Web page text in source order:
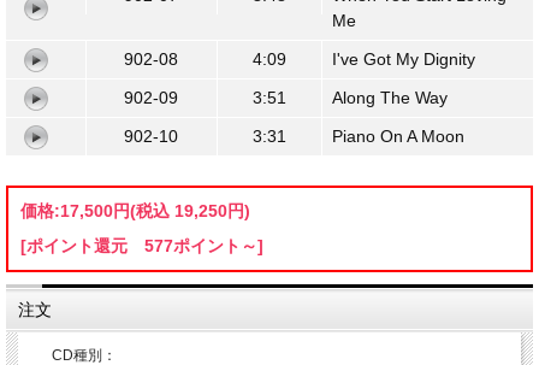
Me
902-08
4:09
I've Got My Dignity
902-09
3:51
Along The Way
902-10
3:31 Piano On A Moon
価格:17,500円(税込 19,250円)
[ポイント還元 577ポイント～]
注文
CD種別：